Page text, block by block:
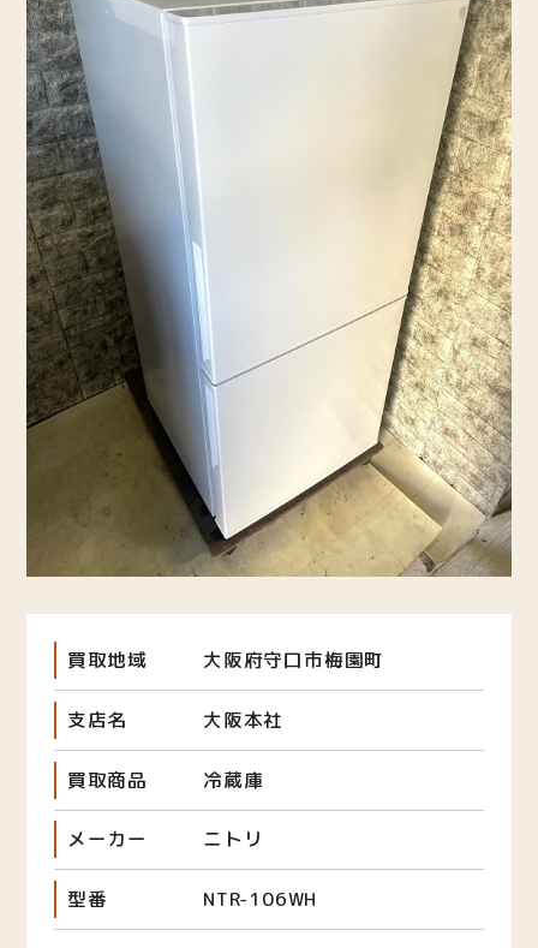
買取地域 大阪府守口市梅園町
支店名 大阪本社
買取商品 冷蔵庫
メーカー ニトリ
型番 NTR-106WH